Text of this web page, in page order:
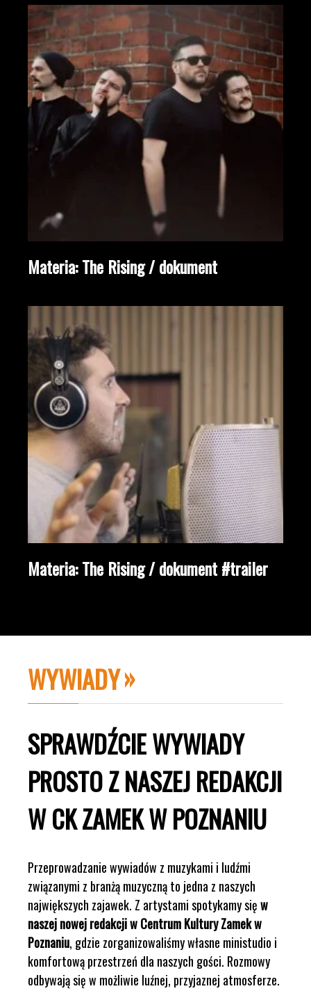
Materia: The Rising / dokument
Materia: The Rising / dokument #trailer
WYWIADY
SPRAWDŹCIE WYWIADY
PROSTO Z NASZEJ REDAKCJI
W CK ZAMEK W POZNANIU
Przeprowadzanie wywiadów z muzykami i ludźmi
związanymi z branżą muzyczną to jedna z naszych
największych zajawek. Z artystami spotykamy sięw
naszej nowej redakcji w Centrum Kultury Zamek w
Poznaniu, gdzie zorganizowaliśmy własne ministudio i
komfortową przestrzeń dla naszych gości. Rozmowy
odbywają się w możliwie luźnej, przyjaznej atmosferze.